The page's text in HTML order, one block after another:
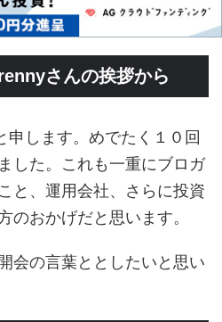
さんの挨拶から
申します。めでたく１０回
した。これも一重にブロガ
と、運用会社、さらに投資
のおかげだと思います。
会の言葉ととしたいと思い